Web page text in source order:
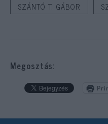
SZÁNTÓ T. GÁBOR
Megosztás: